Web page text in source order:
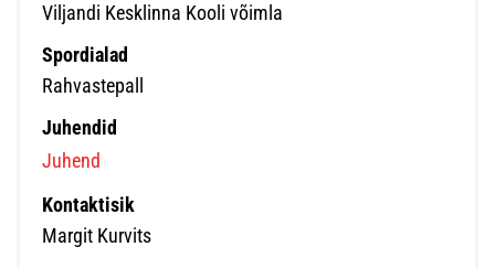
Viljandi Kesklinna Kooli võimla
Spordialad
Rahvastepall
Juhendid
Juhend
Kontaktisik
Margit Kurvits